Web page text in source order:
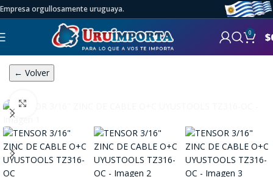
Empresa orgullosamente uruguaya.
0 $
← Volver